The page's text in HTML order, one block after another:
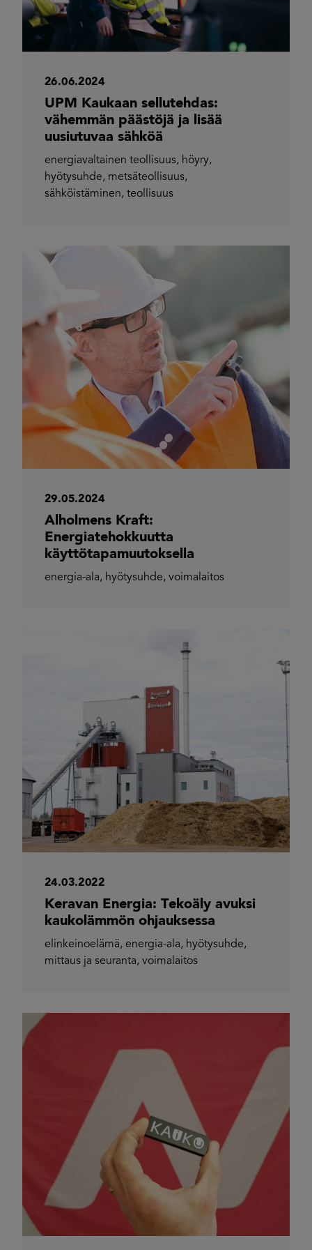
26.06.2024
UPM Kaukaan sellutehdas:
vähemmän päästöjä ja lisää
uusiutuvaa sähköä
energiavaltainen teollisuus, höyry,
hyötysuhde, metsäteollisuus,
sähköistäminen, teollisuus
29.05.2024
Alholmens Kraft:
Energiatehokkuutta
käyttötapamuutoksella
energia-ala, hyötysuhde, voimalaitos
24.03.2022
Keravan Energia: Tekoäly avuksi
kaukolämmön ohjauksessa
elinkeinoelämä, energia-ala, hyötysuhde,
mittaus ja seuranta, voimalaitos